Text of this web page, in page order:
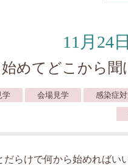
11月24日
めてどこから
学 会場見学 感染症
だらけで何から始めれば